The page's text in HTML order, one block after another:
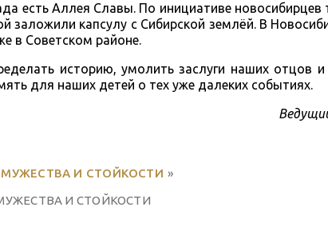
есть Аллея Славы. По инициативе
заложили капсулу с Сибирской землёй. В
в Советском районе.
историю, умолить заслуги наших отцов
для наших детей о тех уже далеких событиях.
МУЖЕСТВА И СТОЙКОСТИ »
И СТОЙКОСТИ